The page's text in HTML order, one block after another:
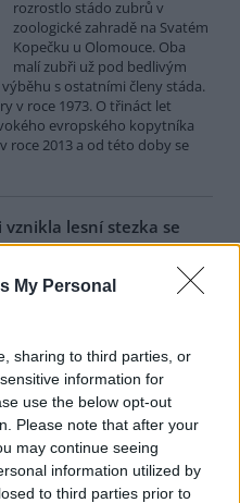
My Personal
sharing to third parties, or
information for
use the below opt-out
Please note that after your
may continue seeing
information utilized by
to third parties prior to
rozrostlo stádo zubrů v
zoologické zahradě na Svatém
Kopečku u Olomouce. Oba
malí zubři už pod bedlivým
s ostatními členy stáda.
v roce 1973. O třináct let
evropského kopytníka
roce 2013 a od této doby se
lesní stezka se
Plzeň zřídila v lesích u
seznamuje děti i dospělé s
obyvateli lesa. Využívá siluety
je určena rodinám s dětmi
přírody. Za 244 000 korun ji
veřejného statku (SVS) města
zeleně a vodního hospodářství